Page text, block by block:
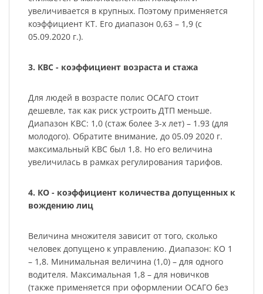
увеличивается в крупных. Поэтому применяется
коэффициент КТ. Его диапазон 0,63 – 1,9 (с
05.09.2020 г.).
3. КВС - коэффициент возраста и стажа
Для людей в возрасте полис ОСАГО стоит
дешевле, так как риск устроить ДТП меньше.
Диапазон КВС: 1,0 (стаж более 3-х лет) – 1.93 (для
молодого). Обратите внимание, до 05.09 2020 г.
максимальный КВС был 1,8. Но его величина
увеличилась в рамках регулирования тарифов.
4. КО - коэффициент количества допущенных к
вождению лиц
Величина множителя зависит от того, сколько
человек допущено к управлению. Диапазон: КО 1
– 1,8. Минимальная величина (1,0) – для одного
водителя. Максимальная 1,8 – для новичков
(также применяется при оформлении ОСАГО без